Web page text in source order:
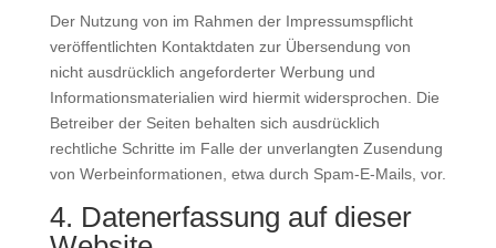
Der Nutzung von im Rahmen der Impressumspflicht
veröffentlichten Kontaktdaten zur Übersendung von
nicht ausdrücklich angeforderter Werbung und
Informationsmaterialien wird hiermit widersprochen. Die
Betreiber der Seiten behalten sich ausdrücklich
rechtliche Schritte im Falle der unverlangten Zusendung
von Werbeinformationen, etwa durch Spam-E-Mails, vor.
4. Datenerfassung auf dieser